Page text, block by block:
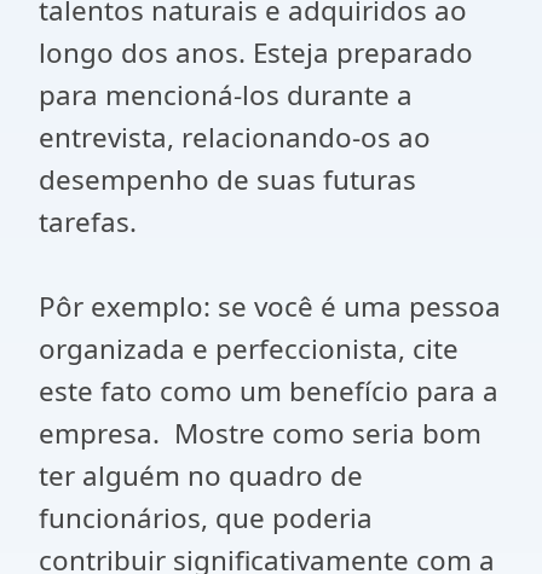
talentos naturais e adquiridos ao
longo dos anos. Esteja preparado
para mencioná-los durante a
entrevista, relacionando-os ao
desempenho de suas futuras
tarefas.
Pôr exemplo: se você é uma pessoa
organizada e perfeccionista, cite
este fato como um benefício para a
empresa. Mostre como seria bom
ter alguém no quadro de
funcionários, que poderia
contribuir significativamente com a